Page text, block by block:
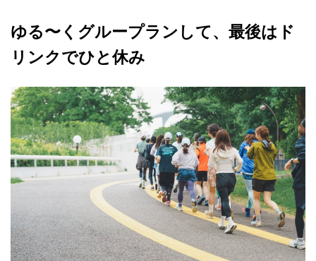
ゆる〜くグループランして、最後はド
リンクでひと休み